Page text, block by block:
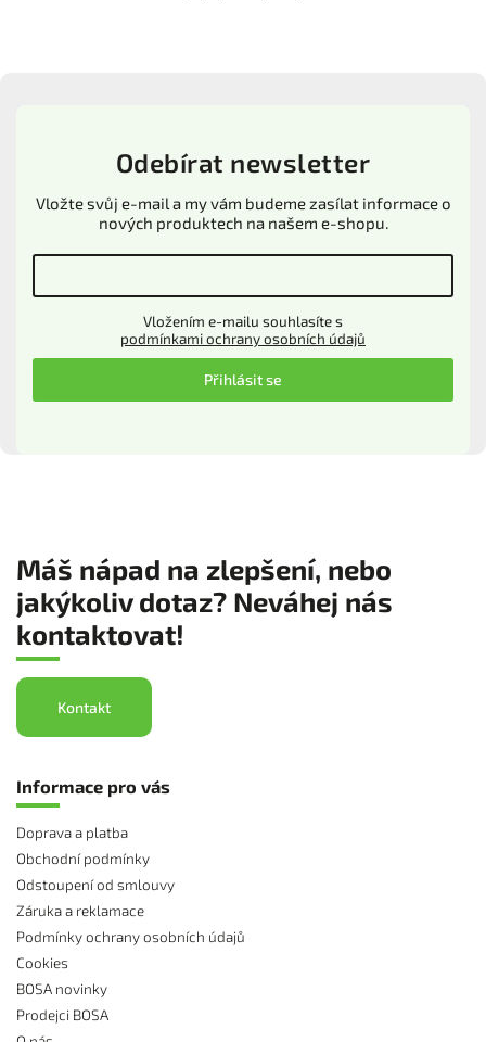
Odebírat newsletter
Vložte svůj e-mail a my vám budeme zasílat informace o
nových produktech na našem e-shopu.
podmínkami ochrany osobních údajů
Přihlásit se
Máš nápad na zlepšení, nebo
jakýkoliv dotaz? Neváhej nás
kontaktovat!
Kontakt
Informace pro vás
Doprava a platba
Obchodní podmínky
Odstoupení od smlouvy
Záruka a reklamace
Podmínky ochrany osobních údajů
Cookies
BOSA novinky
Prodejci BOSA